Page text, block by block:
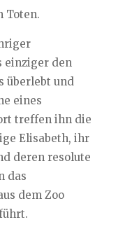
Toten.
einziger den
überlebt und
eines
treffen ihn die
Elisabeth, ihr
deren resolute
das
dem Zoo